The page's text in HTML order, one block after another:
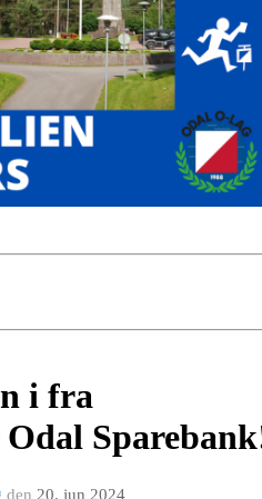
i fra
Odal
den 20. jun 2024